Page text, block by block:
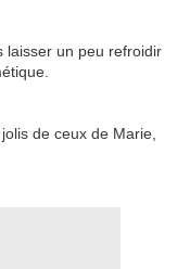
laisser un peu refroidir
de ceux de Marie,